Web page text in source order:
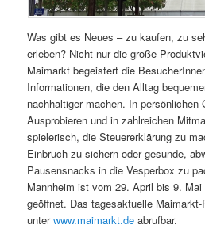
Was gibt es Neues – zu kaufen, zu
erleben? Nicht nur die große
Maimarkt begeistert die
Informationen, die den Alltag
nachhaltiger machen. In persönlichen
Ausprobieren und in zahlreichen
spielerisch, die Steuererklärung zu
Einbruch zu sichern oder gesunde,
Pausensnacks in die Vesperbox zu
Mannheim ist vom 29. April bis 9.
geöffnet. Das tagesaktuelle
unterwww.maimarkt.de abrufbar.